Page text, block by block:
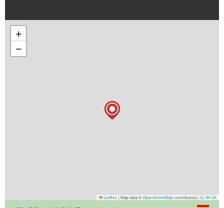
+
−
Leaflet | Map data © OpenStreetMap contributors, CC-BY-SA